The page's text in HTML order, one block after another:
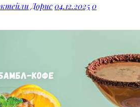
Дорис04.12.20250